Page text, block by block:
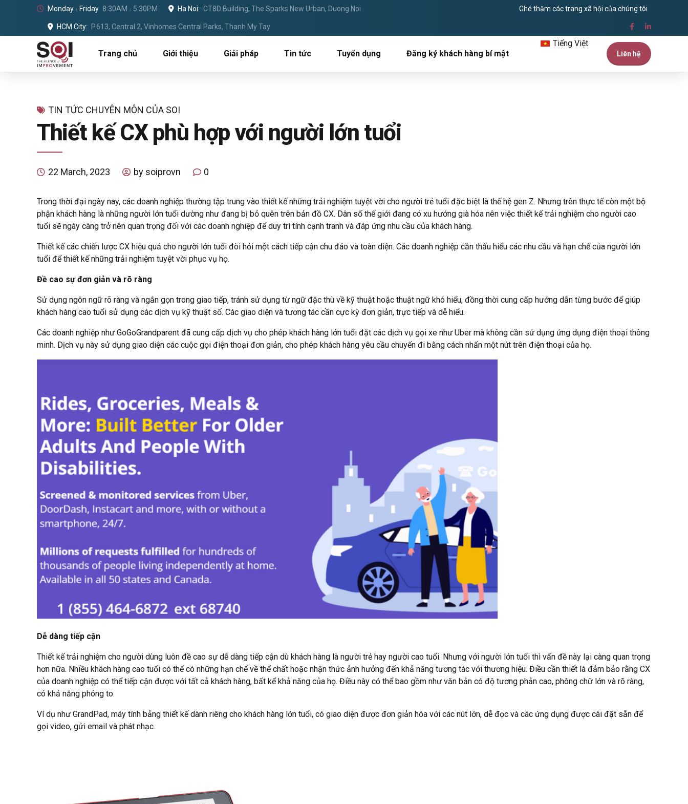
Monday - Friday 8:30AM - 5:30PM Ha Noi: CT8D Building, The Sparks New Urban, Duong Noi
HCM City: P.613, Central 2, Vinhomes Central Parks, Thanh My Tay
Ghé thăm các trang xã hội của chúng tôi
Tiếng Việt
Liên hệ
Trang chủ Giới thiệu Giải pháp Tin tức Tuyển dụng Đăng ký khách hàng bí mật
TIN TỨC CHUYÊN MÔN CỦA SOI
Thiết kế CX phù hợp với người lớn tuổi
22 March, 2023 by soiprovn 0
Trong thời đại ngày nay, các doanh nghiệp thường tập trung vào thiết kế những trải nghiệm tuyệt vời cho người trẻ tuổi đặc biệt là thế hệ gen Z. Nhưng trên thực tế còn một bộ
phận khách hàng là những người lớn tuổi dường như đang bị bỏ quên trên bản đồ CX. Dân số thế giới đang có xu hướng già hóa nên việc thiết kế trải nghiệm cho người cao
tuổi sẽ ngày càng trở nên quan trọng đối với các doanh nghiệp để duy trì tính cạnh tranh và đáp ứng nhu cầu của khách hàng.
Thiết kế các chiến lược CX hiệu quả cho người lớn tuổi đòi hỏi một cách tiếp cận chu đáo và toàn diện. Các doanh nghiệp cần thấu hiểu các nhu cầu và hạn chế của người lớn
tuổi để thiết kế những trải nghiệm tuyệt vời phục vụ họ.
Đề cao sự đơn giản và rõ ràng
Sử dụng ngôn ngữ rõ ràng và ngắn gọn trong giao tiếp, tránh sử dụng từ ngữ đặc thù về kỹ thuật hoặc thuật ngữ khó hiểu, đồng thời cung cấp hướng dẫn từng bước để giúp
khách hàng cao tuổi sử dụng các dịch vụ kỹ thuật số. Các giao diện và tương tác cần cực kỳ đơn giản, trực tiếp và dễ hiểu.
Các doanh nghiệp như GoGoGrandparent đã cung cấp dịch vụ cho phép khách hàng lớn tuổi đặt các dịch vụ gọi xe như Uber mà không cần sử dụng ứng dụng điện thoại thông
minh. Dịch vụ này sử dụng giao diện các cuộc gọi điện thoại đơn giản, cho phép khách hàng yêu cầu chuyến đi bằng cách nhấn một nút trên điện thoại của họ.
Dễ dàng tiếp cận
Thiết kế trải nghiệm cho người dùng luôn đề cao sự dễ dàng tiếp cận dù khách hàng là người trẻ hay người cao tuổi. Nhưng với người lớn tuổi thì vấn đề này lại càng quan trọng
hơn nữa. Nhiều khách hàng cao tuổi có thể có những hạn chế về thể chất hoặc nhận thức ảnh hưởng đến khả năng tương tác với thương hiệu. Điều cần thiết là đảm bảo rằng CX
của doanh nghiệp có thể tiếp cận được với tất cả khách hàng, bất kể khả năng của họ. Điều này có thể bao gồm như văn bản có độ tương phản cao, phông chữ lớn và rõ ràng,
có khả năng phóng to.
Ví dụ như GrandPad, máy tính bảng thiết kế dành riêng cho khách hàng lớn tuổi, có giao diện được đơn giản hóa với các nút lớn, dễ đọc và các ứng dụng được cài đặt sẵn để
gọi video, gửi email và phát nhạc.